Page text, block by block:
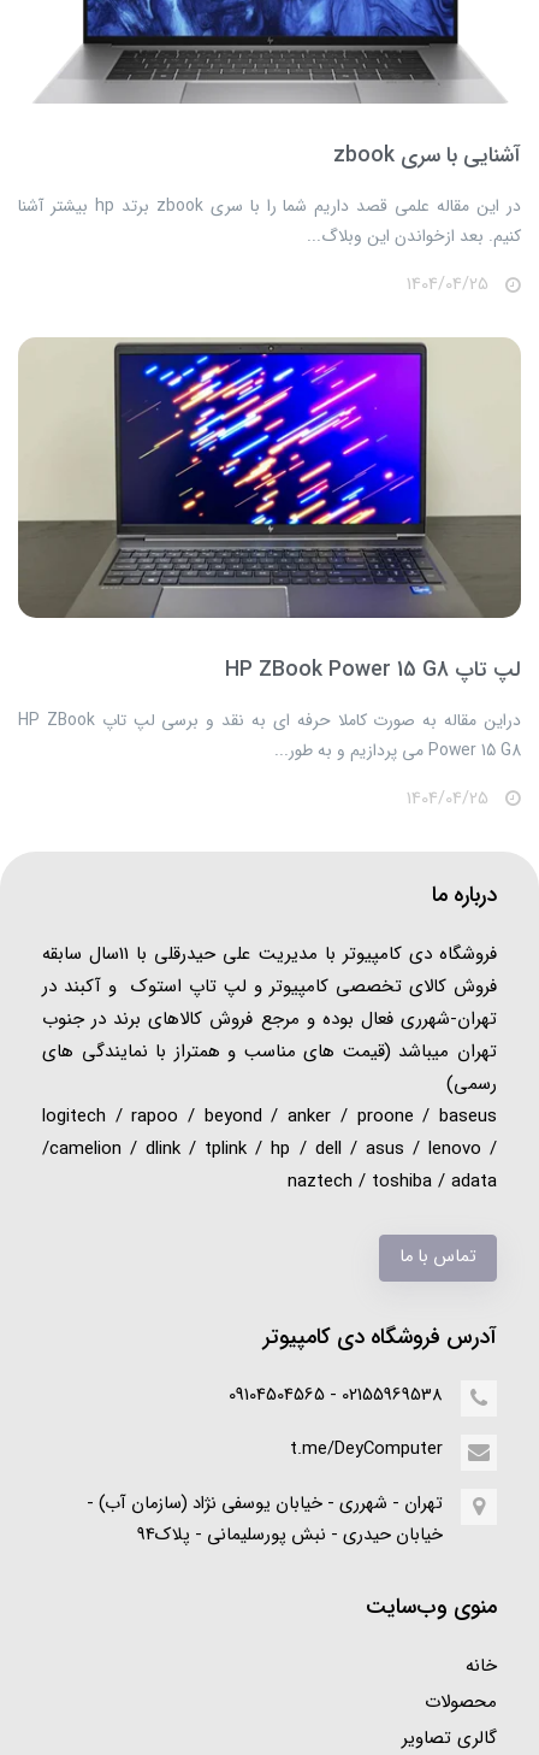
آشنایی با سری zbook
​​​​در این مقاله علمی قصد داریم شما را با سری zbook برتد hp بیشتر آشنا
کنیم. بعد ازخواندن این وبلاگ...
لپ تاپ HP ZBook Power 15 G8
​​​​دراین مقاله به صورت کاملا حرفه ای به نقد و برسی لپ تاپ HP ZBook
Power 15 G8 می پردازیم و به طور...
درباره ما
فروشگاه دی کامپیوتر با مدیریت علی حیدرقلی با 11سال سابقه
فروش کالای تخصصی کامپیوتر و لپ تاپ استوک و آکبند در
تهران-شهرری فعال بوده و مرجع فروش کالاهای برند در جنوب
تهران میباشد (قیمت های مناسب و همتراز با نمایندگی های
رسمی)
logitech / rapoo / beyond / anker / proone / baseus
/camelion / dlink / tplink / hp / dell / asus / lenovo /
naztech / toshiba / adata
تماس با ما
آدرس فروشگاه دی کامپیوتر
02155969538 - 09104504565
t.me/DeyComputer
تهران - شهرری - خیابان یوسفی نژاد (سازمان آب) -
خیابان حیدری - نبش پورسلیمانی - پلاک94
منوی وب‌سایت
خانه
محصولات
گالری تصاویر